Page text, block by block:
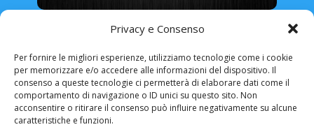
Privacy e Consenso
Per fornire le migliori esperienze, utilizziamo tecnologie come i cookie
per memorizzare e/o accedere alle informazioni del dispositivo. Il
consenso a queste tecnologie ci permetterà di elaborare dati come il
comportamento di navigazione o ID unici su questo sito. Non
acconsentire o ritirare il consenso può influire negativamente su alcune
caratteristiche e funzioni.
ABRUZZO BASILICATA
CALABRIA